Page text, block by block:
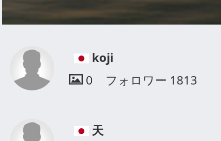
koji
0
フォロワー 1813
天